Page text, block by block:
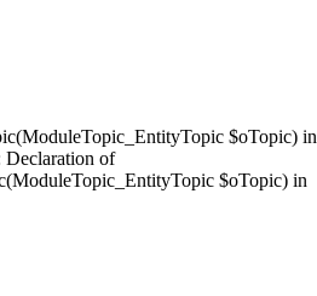
$oTopic) in
Declaration of
$oTopic) in